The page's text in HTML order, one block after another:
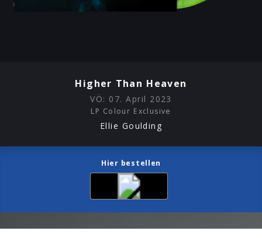
Higher Than Heaven
VÖ: 07. April 2023
LP Colour Exclusive
Ellie Goulding
Hier bestellen